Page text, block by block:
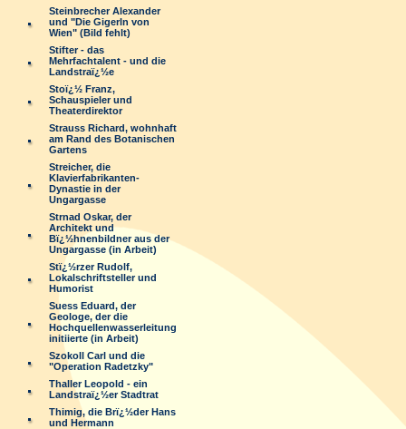
Steinbrecher Alexander
und "Die Gigerln von
Wien" (Bild fehlt)
Stifter - das
Mehrfachtalent - und die
Landstraï¿½e
Stoï¿½ Franz,
Schauspieler und
Theaterdirektor
Strauss Richard, wohnhaft
am Rand des Botanischen
Gartens
Streicher, die
Klavierfabrikanten-
Dynastie in der
Ungargasse
Strnad Oskar, der
Architekt und
Bï¿½hnenbildner aus der
Ungargasse (in Arbeit)
Stï¿½rzer Rudolf,
Lokalschriftsteller und
Humorist
Suess Eduard, der
Geologe, der die
Hochquellenwasserleitung
initiierte (in Arbeit)
Szokoll Carl und die
"Operation Radetzky"
Thaller Leopold - ein
Landstraï¿½er Stadtrat
Thimig, die Brï¿½der Hans
und Hermann